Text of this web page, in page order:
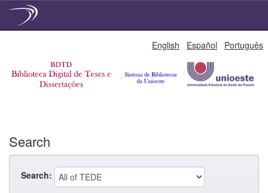
English Español Português
Search
Search: